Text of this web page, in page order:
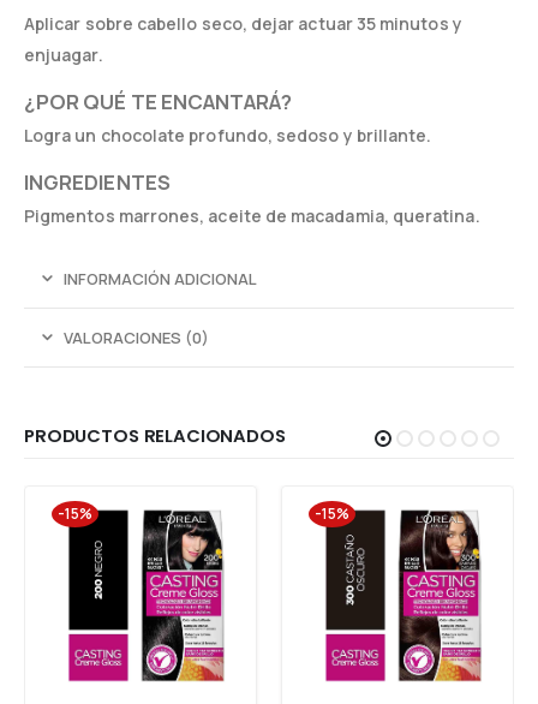
Aplicar sobre cabello seco, dejar actuar 35 minutos y
enjuagar.
¿POR QUÉ TE ENCANTARÁ?
Logra un chocolate profundo, sedoso y brillante.
INGREDIENTES
Pigmentos marrones, aceite de macadamia, queratina.
INFORMACIÓN ADICIONAL
VALORACIONES (0)
PRODUCTOS RELACIONADOS
-15% -15%